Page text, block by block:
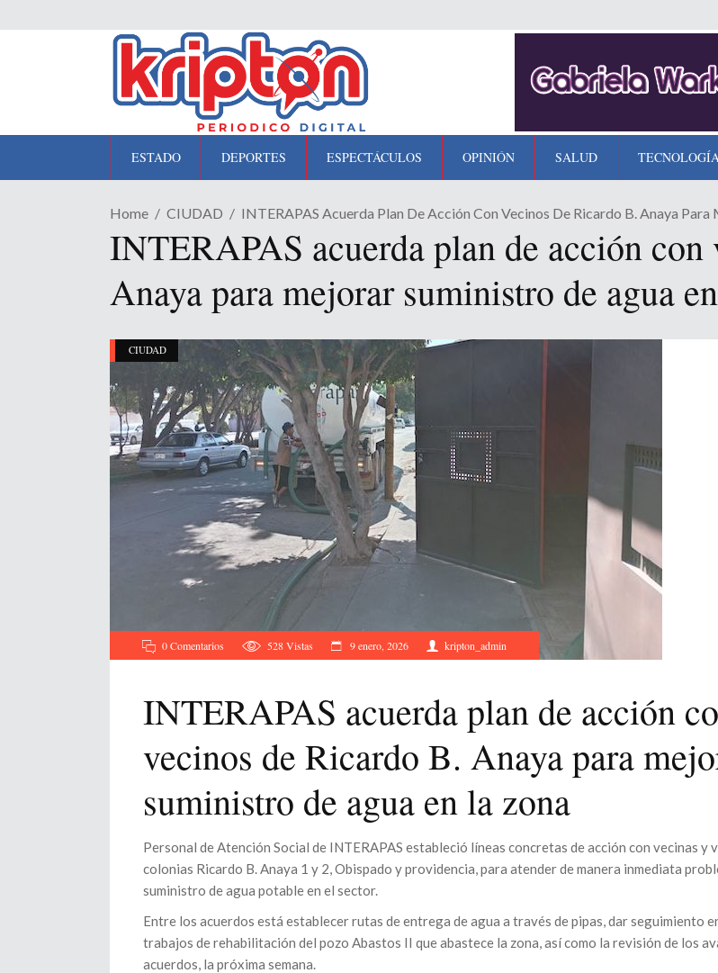
ESTADO DEPORTES ESPECTÁCULOS OPINIÓN SALUD
Home CIUDAD INTERAPAS Acuerda Plan De Acción Con Vecinos De Ricardo B. Anaya
INTERAPAS acuerda plan de acción
Anaya para mejorar suministro de agua
CIUDAD
0 Comentarios 528Vistas 9 enero, 2026 kripton_admin
INTERAPAS acuerda plan de acción
vecinos de Ricardo B. Anaya para
suministro de agua en la zona
Personal de Atención Social de INTERAPAS estableció líneas concretas de acción con vecinas y
colonias Ricardo B. Anaya 1 y 2, Obispado y providencia, para atender de manera inmediata
suministro de agua potable en el sector.
Entre los acuerdos está establecer rutas de entrega de agua a través de pipas, dar seguimiento
trabajos de rehabilitación del pozo Abastos II que abastece la zona, así como la revisión de los
acuerdos, la próxima semana.